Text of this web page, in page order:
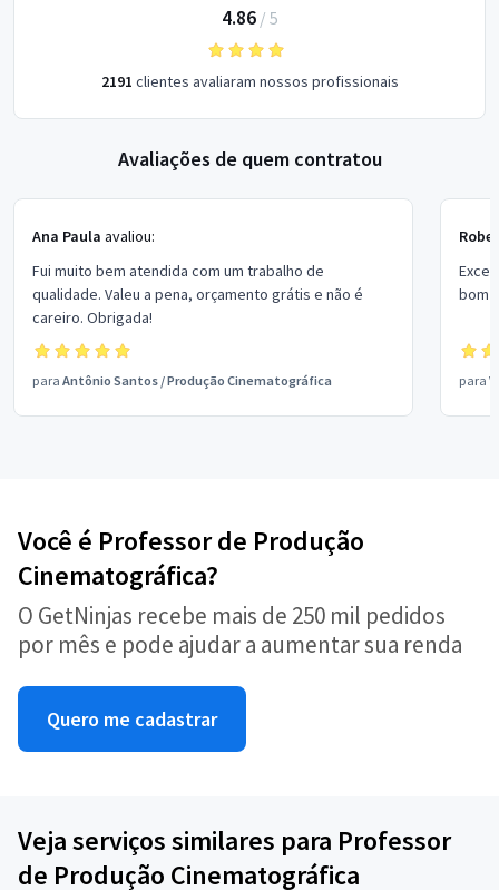
4.86/ 5
2191 clientes avaliaram nossos profissionais
Avaliações de quem contratou
Ana Paula avaliou:
Fui muito bem atendida com um trabalho de
qualidade. Valeu a pena, orçamento grátis e não é
careiro. Obrigada!
para Antônio Santos /Produção Cinematográfica
bom
para
Você é Professor de Produção
Cinematográfica?
O GetNinjas recebe mais de 250 mil pedidos
por mês e pode ajudar a aumentar sua renda
Quero me cadastrar
Veja serviços similares para Professor
de Produção Cinematográfica